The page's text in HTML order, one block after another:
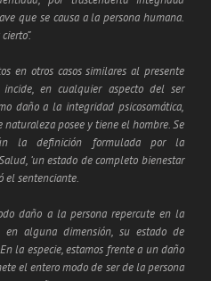
que se causa a la persona humana.
en otros casos similares al presente
en cualquier aspecto del ser
daño a la integridad psicosomática,
posee y tiene el hombre. Se
la definición formulada por la
‘un estado de completo bienestar
el sentenciante.
daño a la persona repercute en la
alguna dimensión, su estado de
la especie, estamos frente a un daño
el entero modo de ser de la persona